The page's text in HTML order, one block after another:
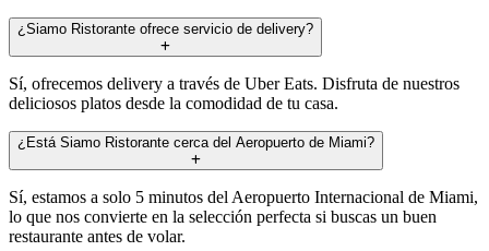
¿Siamo Ristorante ofrece servicio de delivery?
Sí, ofrecemos delivery a través de Uber Eats. Disfruta de nuestros
deliciosos platos desde la comodidad de tu casa.
¿Está Siamo Ristorante cerca del Aeropuerto de Miami?
Sí, estamos a solo 5 minutos del Aeropuerto Internacional de Miami,
lo que nos convierte en la selección perfecta si buscas un buen
restaurante antes de volar.